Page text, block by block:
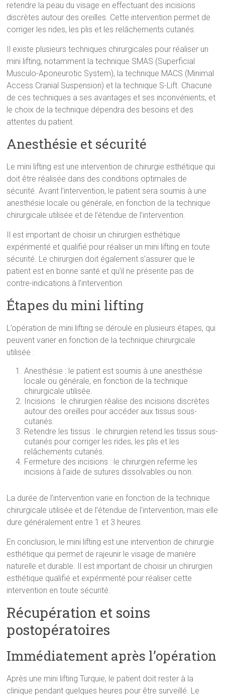
retendre la peau du visage en effectuant des incisions
discrètes autour des oreilles. Cette intervention permet de
corriger les rides, les plis et les relâchements cutanés.
Il existe plusieurs techniques chirurgicales pour réaliser un
mini lifting, notamment la technique SMAS (Superficial
Musculo-Aponeurotic System), la technique MACS (Minimal
Access Cranial Suspension) et la technique S-Lift. Chacune
de ces techniques a ses avantages et ses inconvénients, et
le choix de la technique dépendra des besoins et des
attentes du patient.
Anesthésie et sécurité
Le mini lifting est une intervention de chirurgie esthétique qui
doit être réalisée dans des conditions optimales de
sécurité. Avant l’intervention, le patient sera soumis à une
anesthésie locale ou générale, en fonction de la technique
chirurgicale utilisée et de l’étendue de l’intervention.
Il est important de choisir un chirurgien esthétique
expérimenté et qualifié pour réaliser un mini lifting en toute
sécurité. Le chirurgien doit également s’assurer que le
patient est en bonne santé et qu’il ne présente pas de
contre-indications à l’intervention.
Étapes du mini lifting
L’opération de mini lifting se déroule en plusieurs étapes, qui
peuvent varier en fonction de la technique chirurgicale
utilisée :
Anesthésie : le patient est soumis à une anesthésie
locale ou générale, en fonction de la technique
chirurgicale utilisée.
Incisions : le chirurgien réalise des incisions discrètes
autour des oreilles pour accéder aux tissus sous-
cutanés.
Retendre les tissus : le chirurgien retend les tissus sous-
cutanés pour corriger les rides, les plis et les
relâchements cutanés.
Fermeture des incisions : le chirurgien referme les
incisions à l’aide de sutures dissolvables ou non.
La durée de l’intervention varie en fonction de la technique
chirurgicale utilisée et de l’étendue de l’intervention, mais elle
dure généralement entre 1 et 3 heures.
En conclusion, le mini lifting est une intervention de chirurgie
esthétique qui permet de rajeunir le visage de manière
naturelle et durable. Il est important de choisir un chirurgien
esthétique qualifié et expérimenté pour réaliser cette
intervention en toute sécurité.
Récupération et soins
postopératoires
Immédiatement après l’opération
Après une mini lifting Turquie, le patient doit rester à la
clinique pendant quelques heures pour être surveillé. Le